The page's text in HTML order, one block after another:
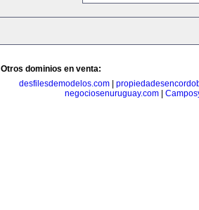
Otros dominios en venta:
desfilesdemodelos.com|
negociosenuruguay.com|